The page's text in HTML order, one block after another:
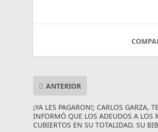
ANTERIOR
¡YA LES PAGARON!; CARLOS GARZA,
INFORMÓ QUE LOS ADEUDOS A LOS
CUBIERTOS EN SU TOTALIDAD. SU